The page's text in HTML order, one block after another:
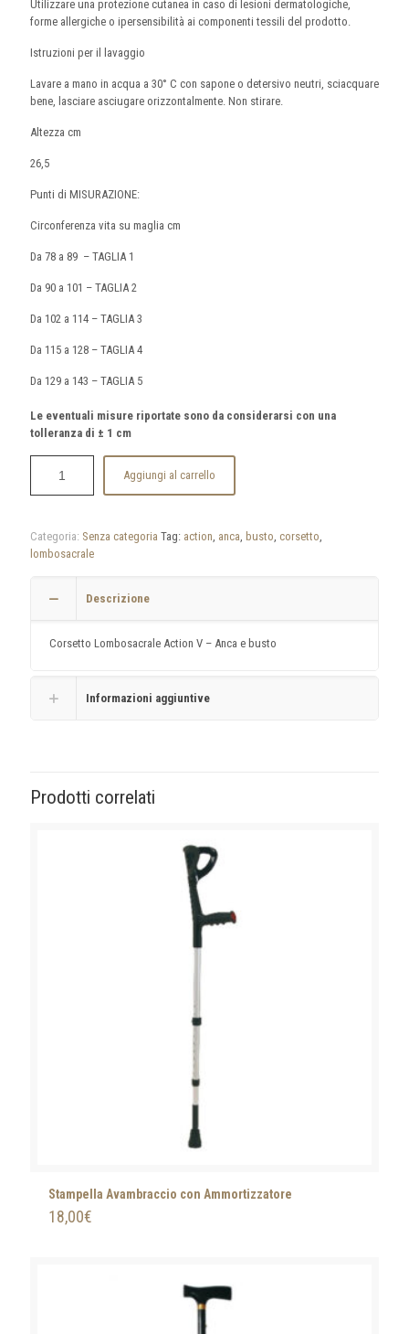
Utilizzare una protezione cutanea in caso di lesioni dermatologiche,
forme allergiche o ipersensibilità ai componenti tessili del prodotto.
Istruzioni per il lavaggio
Lavare a mano in acqua a 30° C con sapone o detersivo neutri, sciacquare
bene, lasciare asciugare orizzontalmente. Non stirare.
Altezza cm
26,5
Punti di MISURAZIONE:
Circonferenza vita su maglia cm
Da 78 a 89 – TAGLIA 1
Da 90 a 101 – TAGLIA 2
Da 102 a 114 – TAGLIA 3
Da 115 a 128 – TAGLIA 4
Da 129 a 143 – TAGLIA 5
Le eventuali misure riportate sono da considerarsi con una
tolleranza di ± 1 cm
Aggiungi al carrello
Categoria: Senza categoria Tag: action, anca, busto, corsetto,
lombosacrale
Descrizione
Corsetto Lombosacrale Action V – Anca e busto
Informazioni aggiuntive
Prodotti correlati
Stampella Avambraccio con Ammortizzatore
18,00€